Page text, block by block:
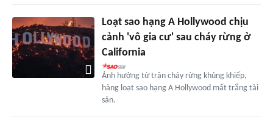
Loạt sao hạng A Hollywood chịu
cảnh 'vô gia cư' sau cháy rừng ở
California
Ảnh hưởng từ trận cháy rừng khủng khiếp,
hàng loạt sao hạng A Hollywood mất trắng tài
sản.